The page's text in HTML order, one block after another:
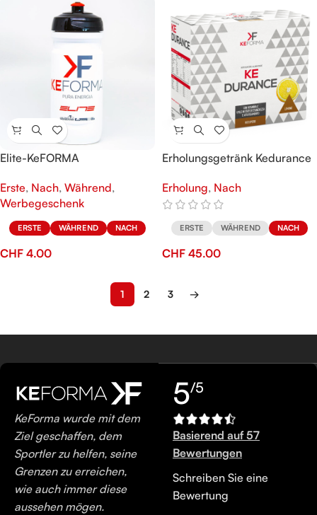
Elite-KeFORMA
Erste, Nach, Während,
Werbegeschenk
ERSTE WÄHREND NACH
CHF 4.00
Erholungsgetränk Kedurance
Erholung, Nach
ERSTE WÄHREND NACH
CHF 45.00
1 2 3 →
KeForma wurde mit dem
Ziel geschaffen, dem
Sportler zu helfen, seine
Grenzen zu erreichen,
wie auch immer diese
aussehen mögen.
5/5
Basierend auf 57
Bewertungen
Schreiben Sie eine
Bewertung